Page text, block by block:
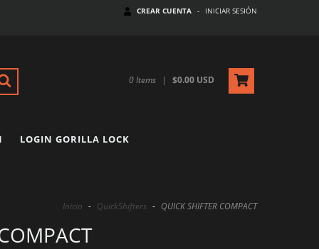
CREAR CUENTA - INICIAR SESIÓN
0Items | $0.00 USD
LOGIN GORILLA LOCK
Inicio - QuickShifters - QUICK SHIFTER COMPACT